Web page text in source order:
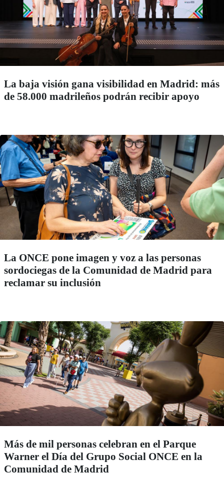
La baja visión gana visibilidad en Madrid: más
de 58.000 madrileños podrán recibir apoyo
La ONCE pone imagen y voz a las personas
sordociegas de la Comunidad de Madrid para
reclamar su inclusión
Más de mil personas celebran en el Parque
Warner el Día del Grupo Social ONCE en la
Comunidad de Madrid